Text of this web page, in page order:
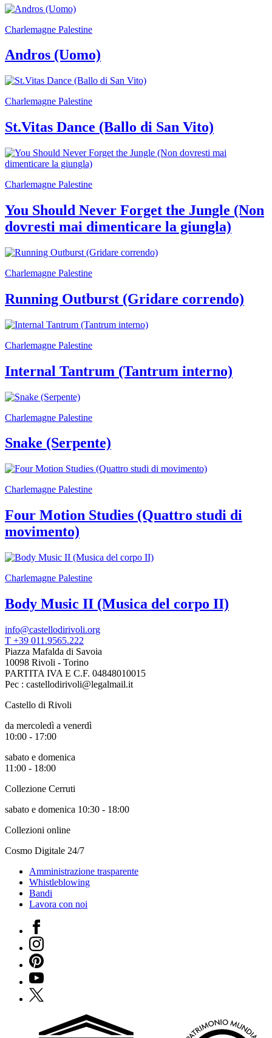
Biglietti
Chi
Area
Media
il
evento
trasparente
Sostieni
il
EN
Charlemagne Palestine
Andros (Uomo)
Charlemagne Palestine
St.Vitas Dance (Ballo di San Vito)
Charlemagne Palestine
You Should Never Forget the Jungle (Non
dovresti mai dimenticare la giungla)
Charlemagne Palestine
Running Outburst (Gridare correndo)
Charlemagne Palestine
Internal Tantrum (Tantrum interno)
Charlemagne Palestine
Snake (Serpente)
Charlemagne Palestine
Four Motion Studies (Quattro studi di
movimento)
Charlemagne Palestine
Body Music II (Musica del corpo II)
info@castellodirivoli.org
T +39 011.9565.222
Piazza Mafalda di Savoia
10098 Rivoli - Torino
PARTITA IVA E C.F. 04848010015
Pec : castellodirivoli@legalmail.it
Castello di Rivoli
da mercoledì a venerdì
10:00 - 17:00
sabato e domenica
11:00 - 18:00
Collezione Cerruti
sabato e domenica 10:30 - 18:00
Collezioni online
Cosmo Digitale 24/7
Amministrazione trasparente
Whistleblowing
Bandi
Lavora con noi
Facebook
Instagram
Pinterest
YouTube
X